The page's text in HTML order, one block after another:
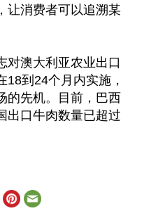
让消费者可以追溯某
对澳大利亚农业出口
到24个月内实施，
的先机。目前，巴西
出口牛肉数量已超过